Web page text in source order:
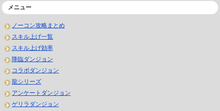
メニュー
ノーコン攻略まとめ
スキル上げ一覧
スキル上げ効率
降臨ダンジョン
コラボダンジョン
龍シリーズ
アンケートダンジョン
ゲリラダンジョン